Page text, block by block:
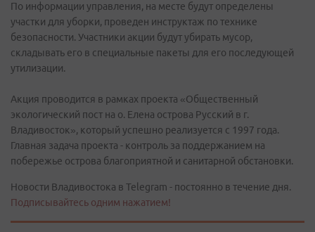
По информации управления, на месте будут определены
участки для уборки, проведен инструктаж по технике
безопасности. Участники акции будут убирать мусор,
складывать его в специальные пакеты для его последующей
утилизации.
Акция проводится в рамках проекта «Общественный
экологический пост на о. Елена острова Русский в г.
Владивосток», который успешно реализуется с 1997 года.
Главная задача проекта - контроль за поддержанием на
побережье острова благоприятной и санитарной обстановки.
Новости Владивостока в Telegram - постоянно в течение дня.
Подписывайтесь одним нажатием!